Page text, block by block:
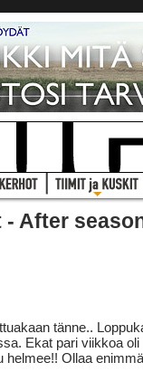
After
tänne..
Ekat pari viikkoa oli
helmee!! Ollaa